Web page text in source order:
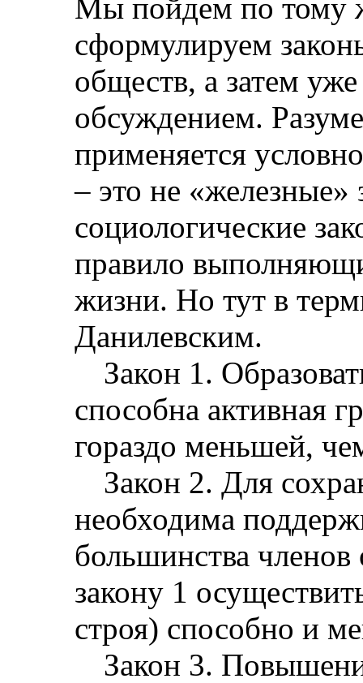
Мы пойдем по тому
сформулируем
обществ, а затем
обсуждением.
применяется
– это не
социологические
правило
жизни. Но тут в
Данилевским.
Закон 1.
способна активная
гораздо меньшей,
Закон 2. Для
необходима
большинства
закону 1
строя) способно и
Закон 3.